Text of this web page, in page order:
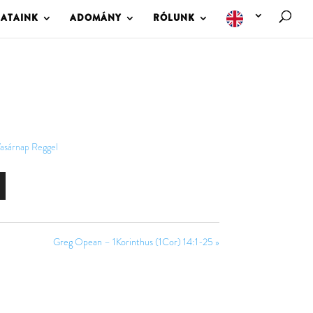
ADOMÁNY RÓLUNK
Reggel
Greg Opean – 1Korinthus (1Cor) 14:1-25 »